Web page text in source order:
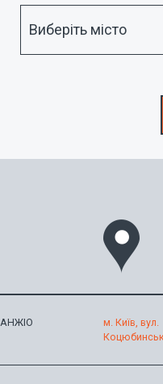
Виберіть місто
АНЖІО
м. Київ, вул.